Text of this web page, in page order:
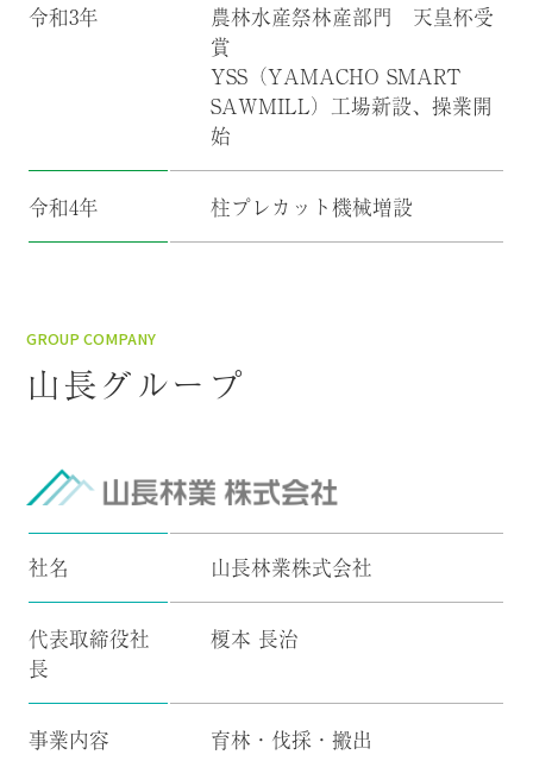
令和3年
農林水産祭林産部門 天皇杯受
賞
YSS（YAMACHO SMART
SAWMILL）工場新設、操業開
始
令和4年 柱プレカット機械増設
GROUP COMPANY
山長グループ
社名 山長林業株式会社
代表取締役社
長
榎本 長治
事業内容 育林・伐採・搬出